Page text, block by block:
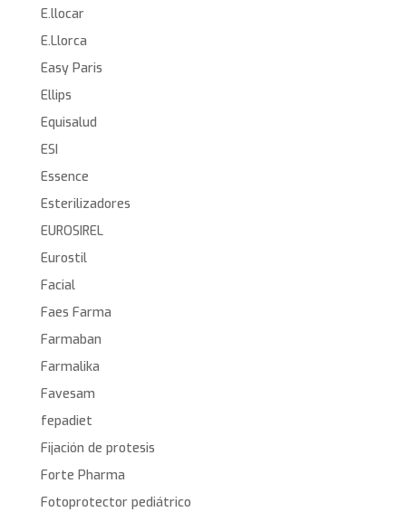
E.llocar
E.Llorca
Easy Paris
Ellips
Equisalud
ESI
Essence
Esterilizadores
EUROSIREL
Eurostil
Facial
Faes Farma
Farmaban
Farmalika
Favesam
fepadiet
Fijación de protesis
Forte Pharma
Fotoprotector pediátrico